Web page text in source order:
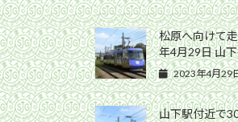
松原へ向けて
年4月29日 山
2023年4月29
山下駅付近で